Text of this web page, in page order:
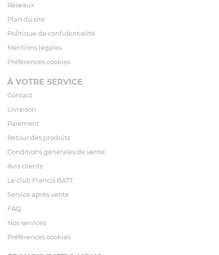
Réseaux
Plan du site
Politique de confidentialité
Mentions légales
Préférences cookies
À VOTRE SERVICE
Contact
Livraison
Paiement
Retour des produits
Conditions générales de vente
Avis clients
Le club Francis BATT
Service après vente
FAQ
Nos services
Préférences cookies